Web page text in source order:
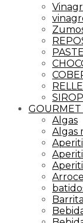
Algas
Algas